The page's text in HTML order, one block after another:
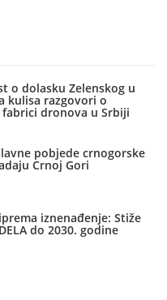
o dolasku Zelenskog u
kulisa razgovori o
dronova u Srbiji
pobjede crnogorske
Crnoj Gori
iznenađenje: Stiže
do 2030. godine